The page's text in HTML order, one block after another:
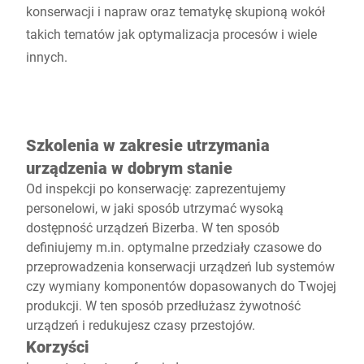
konserwacji i napraw oraz tematykę skupioną wokół
takich tematów jak optymalizacja procesów i wiele
innych.
Szkolenia w zakresie utrzymania
urządzenia w dobrym stanie
Od inspekcji po konserwację: zaprezentujemy
personelowi, w jaki sposób utrzymać wysoką
dostępność urządzeń Bizerba. W ten sposób
definiujemy m.in. optymalne przedziały czasowe do
przeprowadzenia konserwacji urządzeń lub systemów
czy wymiany komponentów dopasowanych do Twojej
produkcji. W ten sposób przedłużasz żywotność
urządzeń i redukujesz czasy przestojów.
Korzyści